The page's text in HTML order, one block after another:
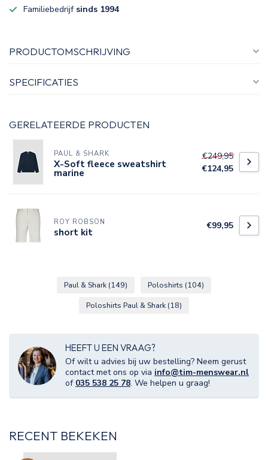
Familiebedrijf sinds 1994
PRODUCTOMSCHRIJVING
SPECIFICATIES
GERELATEERDE PRODUCTEN
PAUL & SHARK
X-Soft fleece sweatshirt
marine
€249,95
€124,95
ROY ROBSON
short kit €99,95
Paul & Shark (149) Poloshirts (104)
Poloshirts Paul & Shark (18)
HEEFT U EEN VRAAG?
Of wilt u advies bij uw bestelling? Neem gerust
contact met ons op via info@tim-menswear.nl
of 035 538 25 78. We helpen u graag!
RECENT BEKEKEN